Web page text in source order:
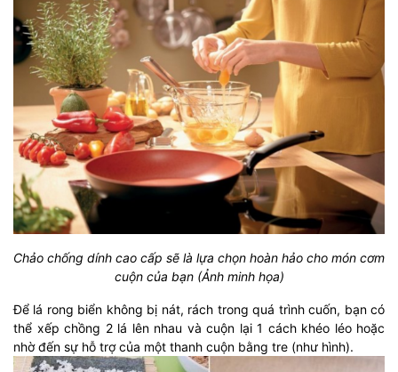
Chảo chống dính cao cấp sẽ là lựa chọn hoàn hảo cho món cơm
cuộn của bạn (Ảnh minh họa)
Để lá rong biển không bị nát, rách trong quá trình cuốn, bạn có
thể xếp chồng 2 lá lên nhau và cuộn lại 1 cách khéo léo hoặc
nhờ đến sự hỗ trợ của một thanh cuộn bằng tre (như hình).